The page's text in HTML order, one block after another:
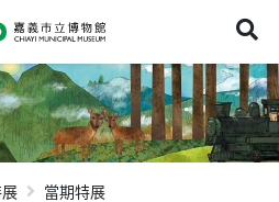
當期特展